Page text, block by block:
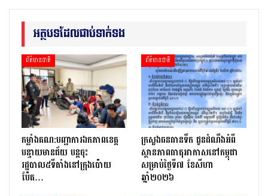
អត្ថបទដែលជាប់ទាក់ទង
ព័ត៌មានជាតិ
កម្លាំងគណ:បញ្ជាការឯកភាពខេត្ត
បន្ទាយមានជ័យ បន្តចុះ
រដ្ឋបាល៥ទីតាំងនៅក្រុងប៉ោយ
ប៉ែត…
ព័ត៌មានជាតិ
ក្រសួងធនធានទឹក ជូនដំណឹងអំពី
ស្ថានភាពធាតុអាកាសនៅកម្ពុជា
សម្រាប់ថ្ងៃទី៧ ខែសីហា
ឆ្នាំ២០២៦